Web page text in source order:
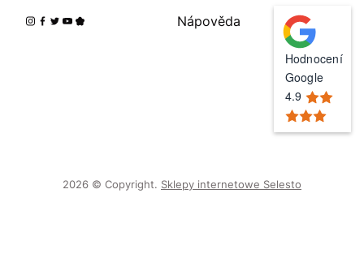
Nápověda
Hodnocení
Google
4.9
2026 © Copyright. Sklepy internetowe Selesto